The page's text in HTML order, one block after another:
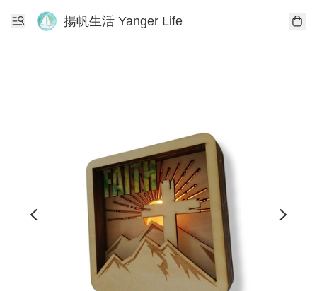
揚帆生活 Yanger Life